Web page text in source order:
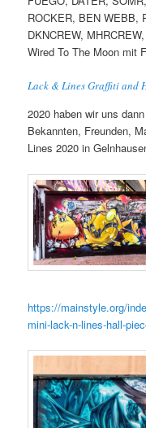
ROCKER, BEN WEBB,
DKNCREW,
Wired To The Moon mit
Lack & Lines Graffiti and
2020 haben wir uns
Bekannten, Freunden,
Lines 2020 in
https://mainstyle.org/
mini-lack-n-lines-hall-